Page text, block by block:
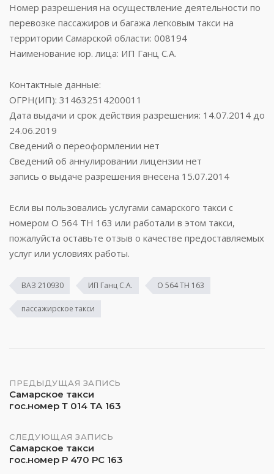
Номер разрешения на осуществление деятельности по
перевозке пассажиров и багажа легковым такси на
территории Самарской области: 008194
Наименование юр. лица: ИП Ганц С.А.
Контактные данные:
ОГРН(ИП): 314632514200011
Дата выдачи и срок действия разрешения: 14.07.2014 до
24.06.2019
Сведений о переоформлении нет
Сведений об аннулировании лицензии нет
запись о выдаче разрешения внесена 15.07.2014
Если вы пользовались услугами самарского такси с
номером О 564 ТН 163 или работали в этом такси,
пожалуйста оставьте отзыв о качестве предоставляемых
услуг или условиях работы.
ВАЗ 210930 ИП Ганц С.А. О 564 ТН 163
пассажирское такси
Навигация
по
записям
ПРЕДЫДУЩАЯ ЗАПИСЬ
Самарское такси
гос.номер Т 014 ТА 163
СЛЕДУЮЩАЯ ЗАПИСЬ
Самарское такси
гос.номер Р 470 РС 163